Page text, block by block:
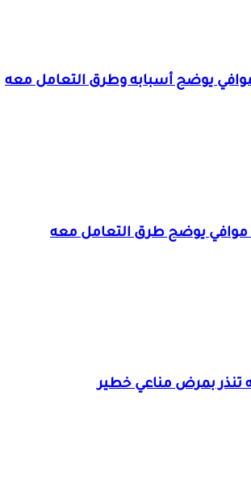
يوضح أسبابه وطرق التعامل معه
موافي يوضح طرق التعامل معه
تنذر بمرض مناعي خطير